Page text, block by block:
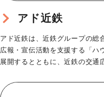
アド近鉄
アド近鉄は、近鉄グループの総
広報・宣伝活動を支援する「ハ
展開するとともに、近鉄の交通